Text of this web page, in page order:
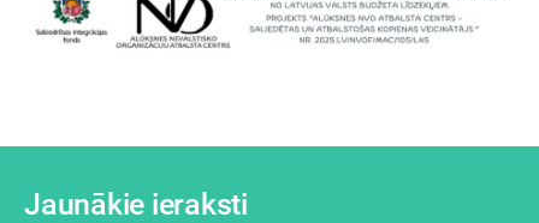
Jaunākie ieraksti